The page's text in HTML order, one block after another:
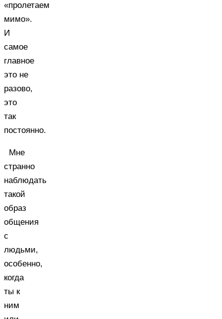
«пролетаем
мимо».
И
самое
главное
это не
разово,
это
так
постоянно.
Мне
странно
наблюдать
такой
образ
общения
с
людьми,
особенно,
когда
ты к
ним